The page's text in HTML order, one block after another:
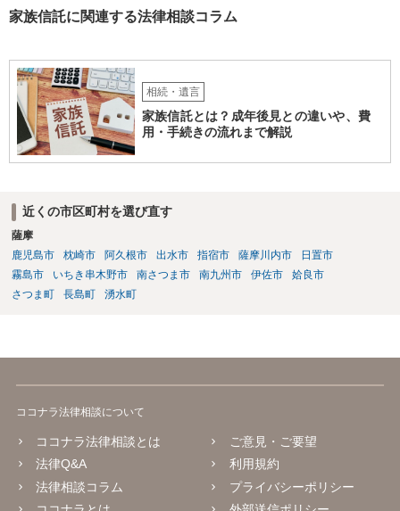
家族信託に関連する法律相談コラム
相続・遺言
家族信託とは？成年後見との違いや、費
用・手続きの流れまで解説
近くの市区町村を選び直す
薩摩
鹿児島市
枕崎市 阿久根市 出水市 指宿市 薩摩川内市
日置市
霧島市
いちき串木野市 南さつま市 南九州市 伊佐市
姶良市
さつま町
長島町 湧水町
ココナラ法律相談について
ココナラ法律相談とは
法律Q&A
法律相談コラム
ご意見・ご要望
利用規約
プライバシーポリシー